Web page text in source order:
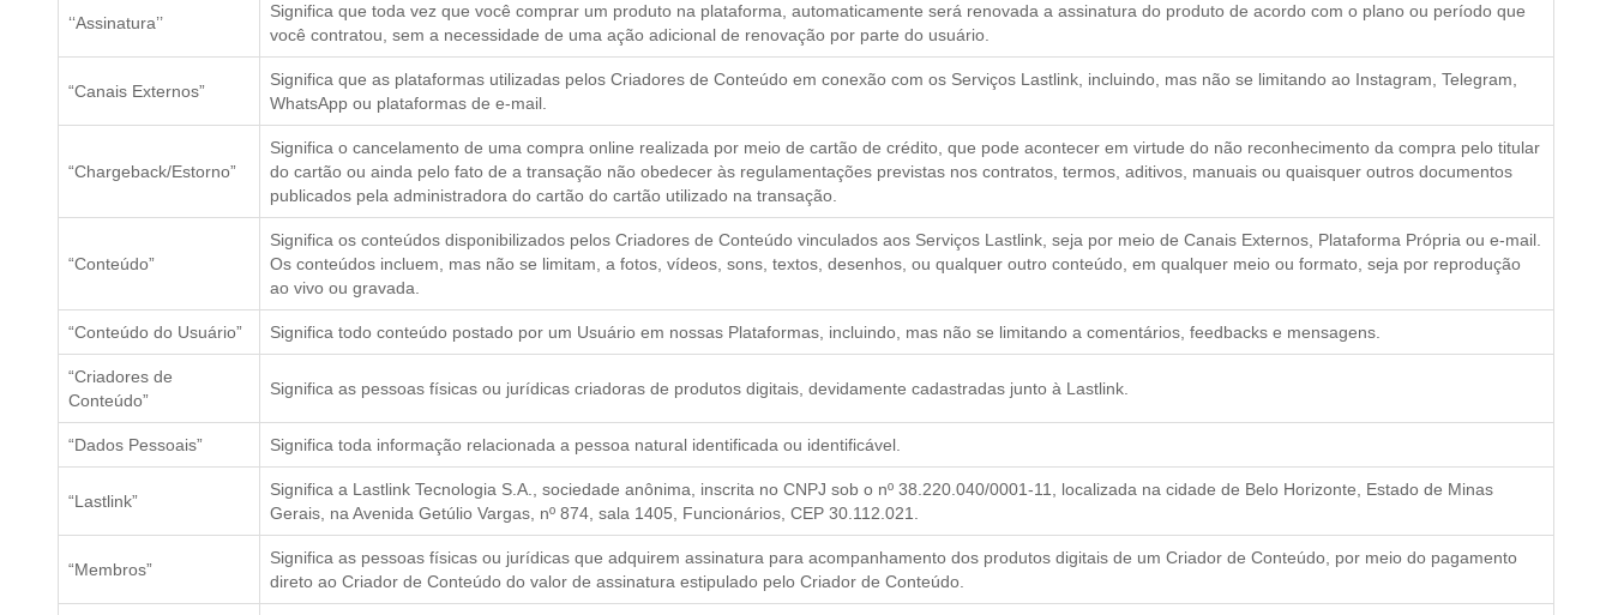
‘‘Assinatura’’
Significa que toda vez que você comprar um produto na plataforma, automaticamente será renovada a assinatura do produto de acordo com o plano ou período que
você contratou, sem a necessidade de uma ação adicional de renovação por parte do usuário.
“Canais Externos”
Significa que as plataformas utilizadas pelos Criadores de Conteúdo em conexão com os Serviços Lastlink, incluindo, mas não se limitando ao Instagram, Telegram,
WhatsApp ou plataformas de e-mail.
“Chargeback/Estorno”
Significa o cancelamento de uma compra online realizada por meio de cartão de crédito, que pode acontecer em virtude do não reconhecimento da compra pelo titular
do cartão ou ainda pelo fato de a transação não obedecer às regulamentações previstas nos contratos, termos, aditivos, manuais ou quaisquer outros documentos
publicados pela administradora do cartão do cartão utilizado na transação.
“Conteúdo”
Significa os conteúdos disponibilizados pelos Criadores de Conteúdo vinculados aos Serviços Lastlink, seja por meio de Canais Externos, Plataforma Própria ou e-mail.
Os conteúdos incluem, mas não se limitam, a fotos, vídeos, sons, textos, desenhos, ou qualquer outro conteúdo, em qualquer meio ou formato, seja por reprodução
ao vivo ou gravada.
“Conteúdo do Usuário” Significa todo conteúdo postado por um Usuário em nossas Plataformas, incluindo, mas não se limitando a comentários, feedbacks e mensagens.
“Criadores de
Conteúdo”
Significa as pessoas físicas ou jurídicas criadoras de produtos digitais, devidamente cadastradas junto à Lastlink.
“Dados Pessoais” Significa toda informação relacionada a pessoa natural identificada ou identificável.
“Lastlink”
Significa a Lastlink Tecnologia S.A., sociedade anônima, inscrita no CNPJ sob o nº 38.220.040/0001-11, localizada na cidade de Belo Horizonte, Estado de Minas
Gerais, na Avenida Getúlio Vargas, nº 874, sala 1405, Funcionários, CEP 30.112.021.
“Membros”
Significa as pessoas físicas ou jurídicas que adquirem assinatura para acompanhamento dos produtos digitais de um Criador de Conteúdo, por meio do pagamento
direto ao Criador de Conteúdo do valor de assinatura estipulado pelo Criador de Conteúdo.